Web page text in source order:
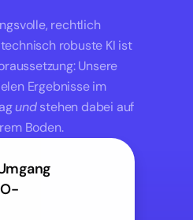
rechtlich
robuste KI ist
Unsere
Ergebnisse im
und stehen dabei auf
Boden.